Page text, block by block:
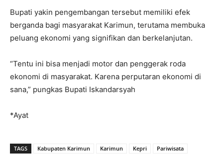
Bupati yakin pengembangan tersebut memiliki efek
berganda bagi masyarakat Karimun, terutama membuka
peluang ekonomi yang signifikan dan berkelanjutan.
“Tentu ini bisa menjadi motor dan penggerak roda
ekonomi di masyarakat. Karena perputaran ekonomi di
sana,” pungkas Bupati Iskandarsyah
*Ayat
TAGS Kabupaten Karimun Karimun Kepri Pariwisata